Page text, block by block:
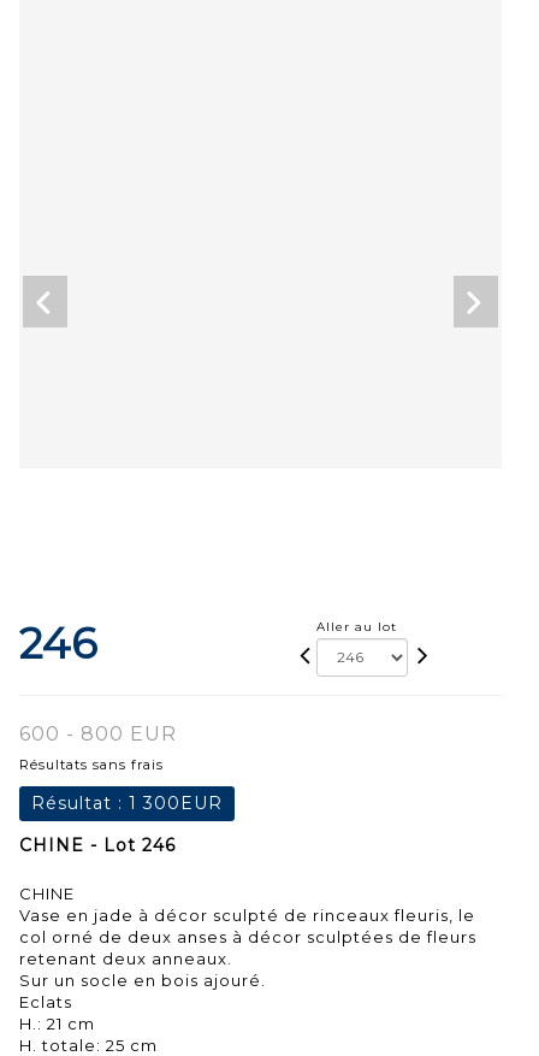
246 Aller au lot
600 - 800 EUR
Résultats sans frais
Résultat : 1 300EUR
CHINE - Lot 246
CHINE
Vase en jade à décor sculpté de rinceaux fleuris, le
col orné de deux anses à décor sculptées de fleurs
retenant deux anneaux.
Sur un socle en bois ajouré.
Eclats
H.: 21 cm
H. totale: 25 cm